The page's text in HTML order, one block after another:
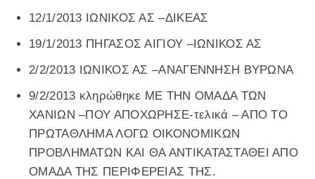
12/1/2013 ΙΩΝΙΚΟΣ ΑΣ –ΔΙΚΕΑΣ
19/1/2013 ΠΗΓΑΣΟΣ ΑΙΓΙΟΥ –ΙΩΝΙΚΟΣ ΑΣ
2/2/2013 ΙΩΝΙΚΟΣ ΑΣ –ΑΝΑΓΕΝΝΗΣΗ ΒΥΡΩΝΑ
9/2/2013 κληρώθηκε ΜΕ ΤΗΝ ΟΜΑΔΑ ΤΩΝ
ΧΑΝΙΩΝ –ΠΟΥ ΑΠΟΧΩΡΗΣΕ-τελικά – ΑΠΟ ΤΟ
ΠΡΩΤΑΘΛΗΜΑ ΛΟΓΩ ΟΙΚΟΝΟΜΙΚΩΝ
ΠΡΟΒΛΗΜΑΤΩΝ ΚΑΙ ΘΑ ΑΝΤΙΚΑΤΑΣΤΑΘΕΙ ΑΠΟ
ΟΜΑΔΑ ΤΗΣ ΠΕΡΙΦΕΡΕΙΑΣ ΤΗΣ.